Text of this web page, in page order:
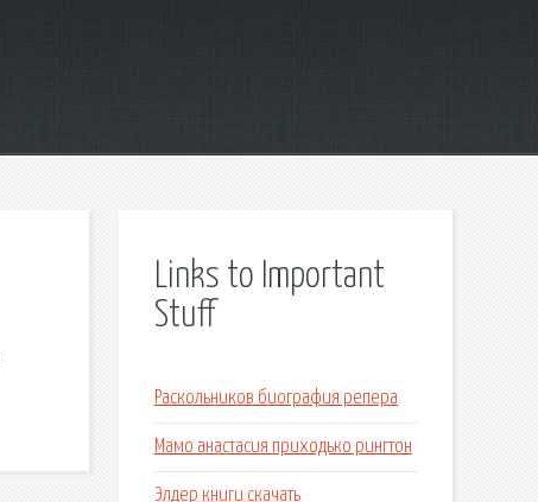
Links to Important
Stuff
Раскольников биография репера
Мамо анастасия приходько рингтон
Элдер книги скачать